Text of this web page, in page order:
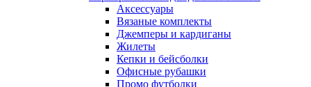
Аксессуары
Вязаные комплекты
Джемперы и кардиганы
Жилеты
Кепки и бейсболки
Офисные рубашки
Промо футболки